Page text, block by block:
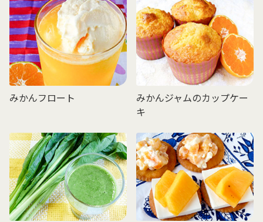
みかんフロート
みかんジャムのカップケー
キ